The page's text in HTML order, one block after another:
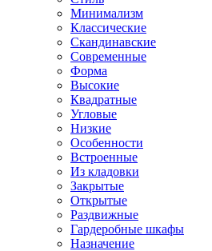
Минимализм
Классические
Скандинавские
Современные
Форма
Высокие
Квадратные
Угловые
Низкие
Особенности
Встроенные
Из кладовки
Закрытые
Открытые
Раздвижные
Гардеробные шкафы
Назначение